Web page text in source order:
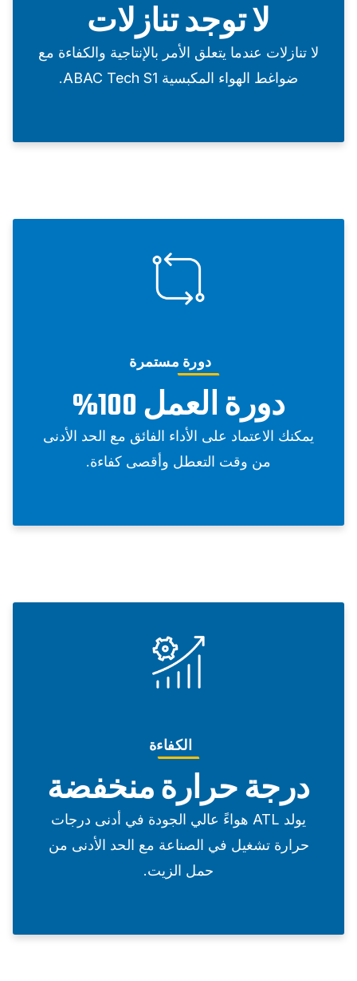
لا توجد تنازلات
لا تنازلات عندما يتعلق الأمر بالإنتاجية والكفاءة مع
ضواغط الهواء المكبسية ABAC Tech S1.
دورة مستمرة
دورة العمل 100%
يمكنك الاعتماد على الأداء الفائق مع الحد الأدنى
من وقت التعطل وأقصى كفاءة.
الكفاءة
درجة حرارة منخفضة
يولد ATL هواءً عالي الجودة في أدنى درجات
حرارة تشغيل في الصناعة مع الحد الأدنى من
حمل الزيت.